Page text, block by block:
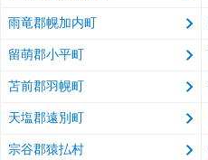
雨竜郡幌加内町
留萌郡小平町
苫前郡羽幌町
天塩郡遠別町
宗谷郡猿払村